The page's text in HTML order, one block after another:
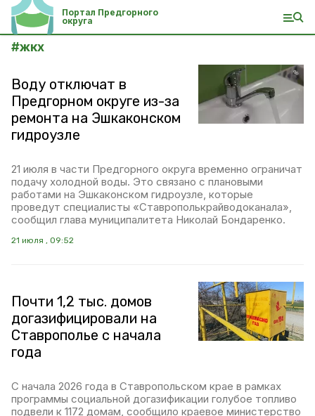
Портал Предгорного
округа
#жкх
Воду отключат в
Предгорном округе из-за
ремонта на Эшкаконском
гидроузле
21 июля в части Предгорного округа временно ограничат
подачу холодной воды. Это связано с плановыми
работами на Эшкаконском гидроузле, которые
проведут специалисты «Ставрополькрайводоканала»,
сообщил глава муниципалитета Николай Бондаренко.
21 июля , 09:52
Почти 1,2 тыс. домов
догазифицировали на
Ставрополье с начала
года
С начала 2026 года в Ставропольском крае в рамках
программы социальной догазификации голубое топливо
подвели к 1172 домам, сообщило краевое министерство